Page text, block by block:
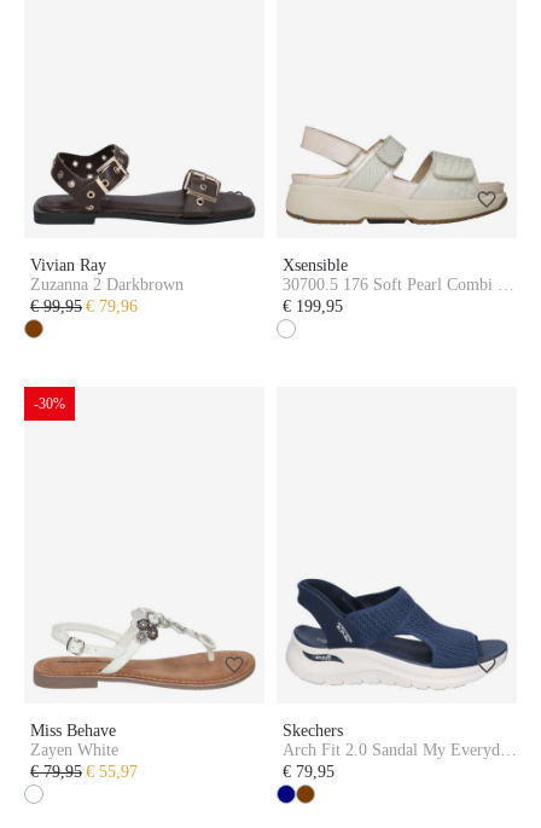
Vivian Ray
Zuzanna 2 Darkbrown
€ 99,95 € 79,96
Xsensible
30700.5 176 Soft Pearl Combi H-
Wijdte
€ 199,95
-30%
Miss Behave
Zayen White
€ 79,95 € 55,97
Skechers
Arch Fit 2.0 Sandal My Everyday
Navy
€ 79,95